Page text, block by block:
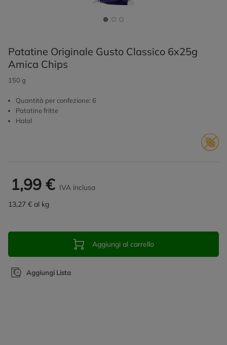
Patatine Originale Gusto Classico 6x25g
Amica Chips
150 g
Quantità per confezione: 6
Patatine fritte
Halal
1,99 € IVA inclusa
13,27 € al kg
Aggiungi al carrello
Aggiungi Lista